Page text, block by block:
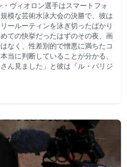
ヴィオロン選手はスマートフォ
模な芸術水泳大会の決勝で、彼は
ールーティンを泳ぎ切ったばかり
ての快挙だったはずのその夜、画
なく、性差別的で憎悪に満ちたコ
当に判断していることが分かる、
ん見ました」と彼は『ル・パリジ